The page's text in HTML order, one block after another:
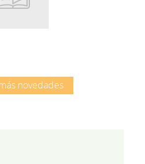
Root
novedades